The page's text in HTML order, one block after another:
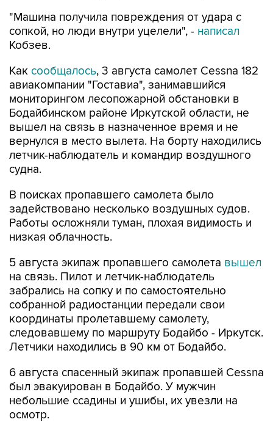
"Машина получила повреждения от удара с
сопкой, но люди внутри уцелели", - написал
Кобзев.
Как сообщалось, 3 августа самолет Cessna 182
авиакомпании "Гоставиа", занимавшийся
мониторингом лесопожарной обстановки в
Бодайбинском районе Иркутской области, не
вышел на связь в назначенное время и не
вернулся в место вылета. На борту находились
летчик-наблюдатель и командир воздушного
судна.
В поисках пропавшего самолета было
задействовано несколько воздушных судов.
Работы осложняли туман, плохая видимость и
низкая облачность.
5 августа экипаж пропавшего самолета вышел
на связь. Пилот и летчик-наблюдатель
забрались на сопку и по самостоятельно
собранной радиостанции передали свои
координаты пролетавшему самолету,
следовавшему по маршруту Бодайбо - Иркутск.
Летчики находились в 90 км от Бодайбо.
6 августа спасенный экипаж пропавшей Cessna
был эвакуирован в Бодайбо. У мужчин
небольшие ссадины и ушибы, их увезли на
осмотр.